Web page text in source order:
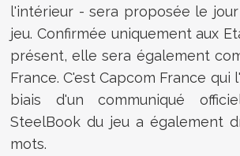
l'intérieur - sera proposée le
jeu. Confirmée uniquement aux
présent, elle sera également
France. C'est Capcom France qui
biais d'un communiqué
SteelBook du jeu a également
mots.